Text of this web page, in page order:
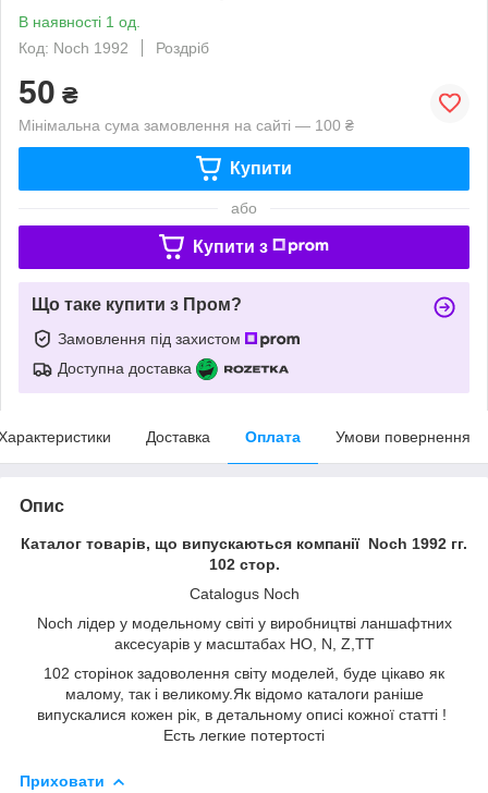
В наявності 1 од.
Код: Noch 1992
Роздріб
50 ₴
Мінімальна сума замовлення на сайті — 100 ₴
Купити
або
Купити з
Що таке купити з Пром?
Замовлення під захистом
Доступна доставка
Доставка Оплата Умови повернення
Опис
Каталог товарів, що випускаються компанії Noch 1992 гг.
102 стор.
Catalogus Noch
Noch лідер у модельному світі у виробництві ланшафтних
аксесуарів у масштабах HO, N, Z,TT
102 сторінок задоволення світу моделей, буде цікаво як
малому, так і великому.Як відомо каталоги раніше
випускалися кожен рік, в детальному описі кожної статті !
Есть легкие потертостi
Приховати